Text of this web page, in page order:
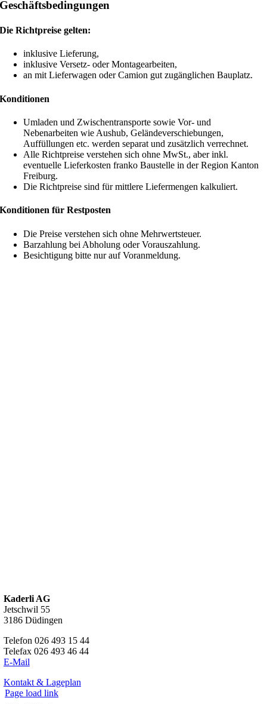
Geschäftsbedingungen
Die Richtpreise gelten:
inklusive Lieferung,
inklusive Versetz- oder Montagearbeiten,
an mit Lieferwagen oder Camion gut zugänglichen Bauplatz.
Konditionen
Umladen und Zwischentransporte sowie Vor- und
Nebenarbeiten wie Aushub, Geländeverschiebungen,
Auffüllungen etc. werden separat und zusätzlich verrechnet.
Alle Richtpreise verstehen sich ohne MwSt., aber inkl.
eventuelle Lieferkosten franko Baustelle in der Region Kanton
Freiburg.
Die Richtpreise sind für mittlere Liefermengen kalkuliert.
Konditionen für Restposten
Die Preise verstehen sich ohne Mehrwertsteuer.
Barzahlung bei Abholung oder Vorauszahlung.
Besichtigung bitte nur auf Voranmeldung.
Kaderli AG
Jetschwil 55
3186 Düdingen
Telefon 026 493 15 44
Telefax 026 493 46 44
E-Mail
Kontakt & Lageplan
Page load link